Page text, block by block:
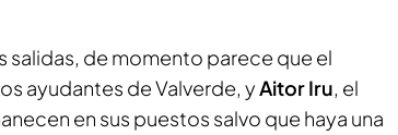
salidas, de momento parece que el
ayudantes de Valverde, yAitor Iru, el
en sus puestos salvo que haya una